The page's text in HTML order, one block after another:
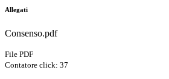
Allegati
Consenso.pdf
File PDF
Contatore click: 37